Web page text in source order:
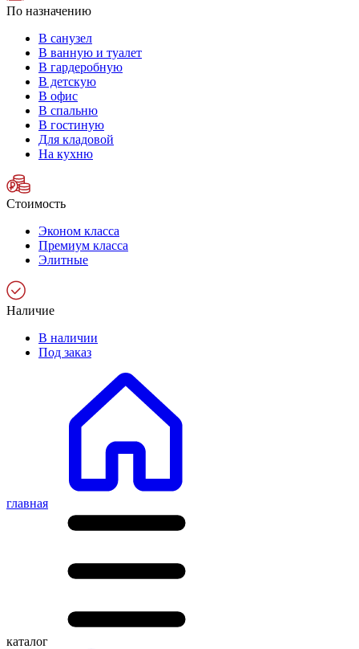
По назначению
В санузел
В ванную и туалет
В гардеробную
В детскую
В офис
В спальню
В гостиную
Для кладовой
На кухню
Стоимость
Эконом класса
Премиум класса
Элитные
Наличие
В наличии
Под заказ
главная
каталог